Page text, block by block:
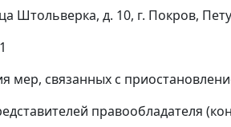
Штольверка, д. 10, г. Покров,
мер, связанных с
правообладателя